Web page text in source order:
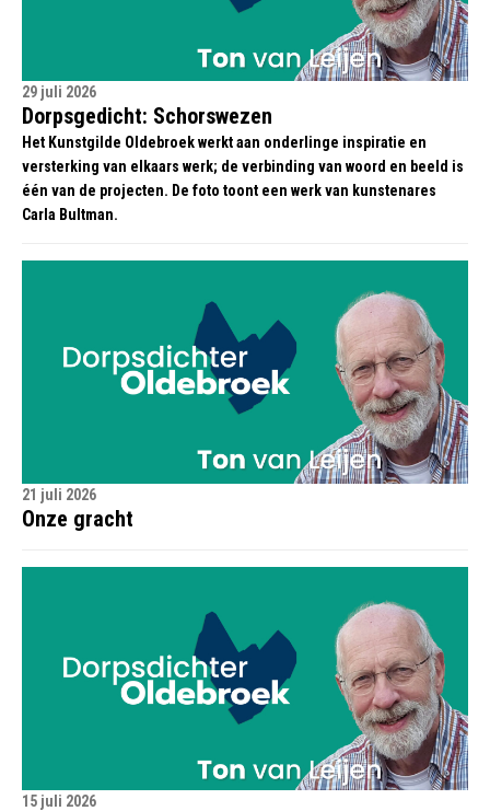
29 juli 2026
Dorpsgedicht: Schorswezen
Het Kunstgilde Oldebroek werkt aan onderlinge inspiratie en
versterking van elkaars werk; de verbinding van woord en beeld is
één van de projecten. De foto toont een werk van kunstenares
Carla Bultman.
21 juli 2026
Onze gracht
15 juli 2026